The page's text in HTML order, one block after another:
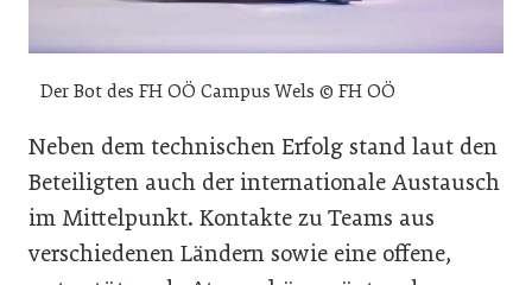
Der Bot des FH OÖ Campus Wels © FH OÖ
Neben dem technischen Erfolg stand laut den
Beteiligten auch der internationale Austausch
im Mittelpunkt. Kontakte zu Teams aus
verschiedenen Ländern sowie eine offene,